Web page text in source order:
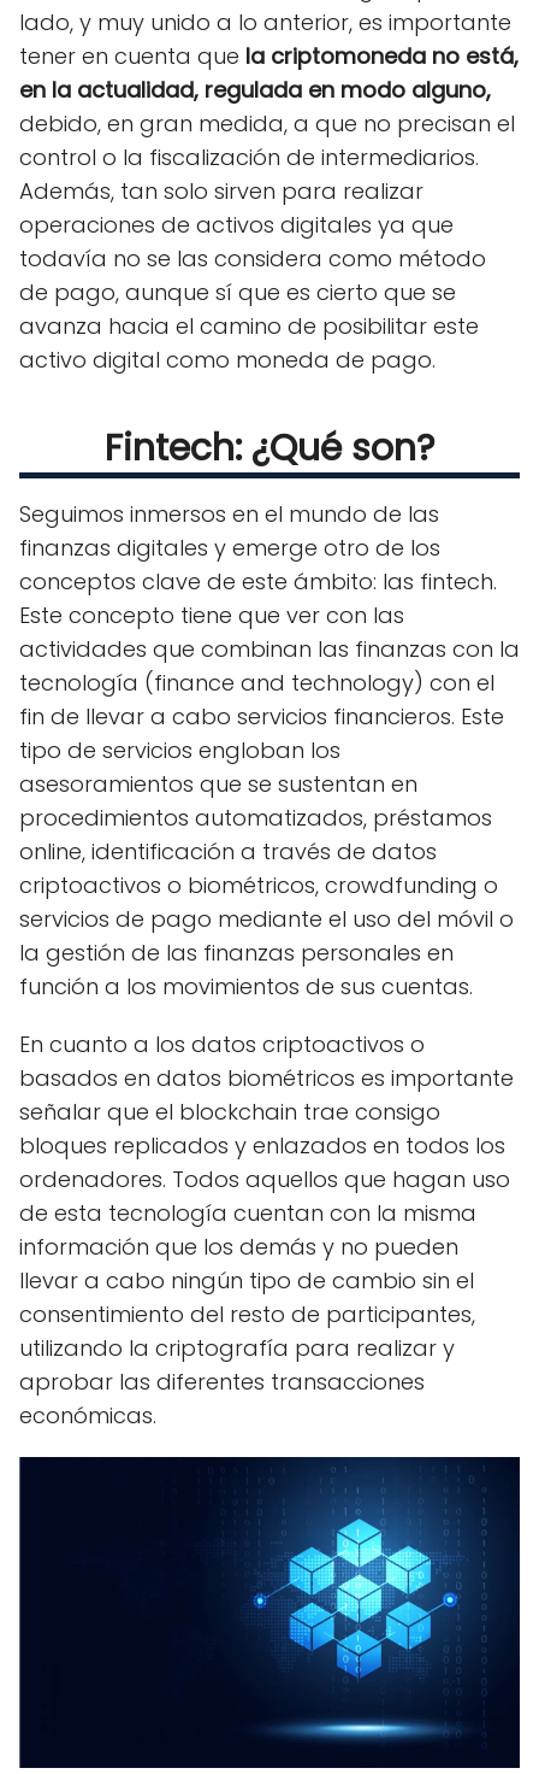
lado, y muy unido a lo anterior, es importante
tener en cuenta que la criptomoneda no está,
en la actualidad, regulada en modo alguno,
debido, en gran medida, a que no precisan el
control o la fiscalización de intermediarios.
Además, tan solo sirven para realizar
operaciones de activos digitales ya que
todavía no se las considera como método
de pago, aunque sí que es cierto que se
avanza hacia el camino de posibilitar este
activo digital como moneda de pago.
Fintech: ¿Qué son?
Seguimos inmersos en el mundo de las
finanzas digitales y emerge otro de los
conceptos clave de este ámbito: las fintech.
Este concepto tiene que ver con las
actividades que combinan las finanzas con la
tecnología (finance and technology) con el
fin de llevar a cabo servicios financieros. Este
tipo de servicios engloban los
asesoramientos que se sustentan en
procedimientos automatizados, préstamos
online, identificación a través de datos
criptoactivos o biométricos, crowdfunding o
servicios de pago mediante el uso del móvil o
la gestión de las finanzas personales en
función a los movimientos de sus cuentas.
En cuanto a los datos criptoactivos o
basados en datos biométricos es importante
señalar que el blockchain trae consigo
bloques replicados y enlazados en todos los
ordenadores. Todos aquellos que hagan uso
de esta tecnología cuentan con la misma
información que los demás y no pueden
llevar a cabo ningún tipo de cambio sin el
consentimiento del resto de participantes,
utilizando la criptografía para realizar y
aprobar las diferentes transacciones
económicas.